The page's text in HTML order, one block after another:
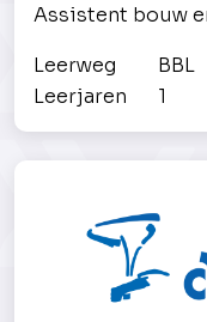
Assistent bouw
Leerweg
BBL
Leerjaren
1